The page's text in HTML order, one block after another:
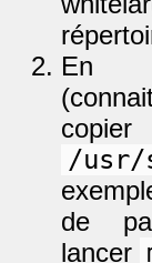
En
/usr/
de
lancer